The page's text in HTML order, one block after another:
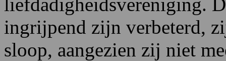
ingrijpend zijn verbeterd,
sloop, aangezien zij niet